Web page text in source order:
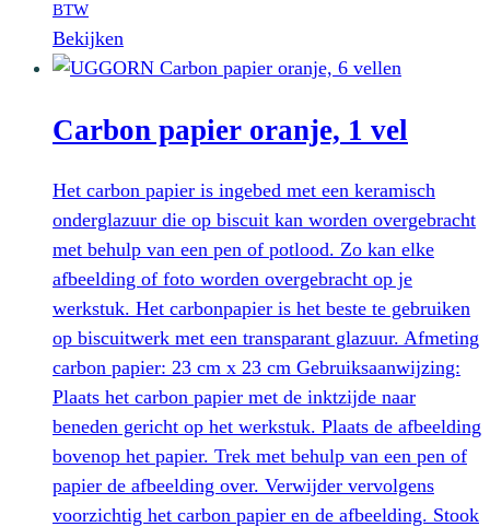
BTW
Bekijken
Carbon papier oranje, 1 vel
Het carbon papier is ingebed met een keramisch
onderglazuur die op biscuit kan worden overgebracht
met behulp van een pen of potlood. Zo kan elke
afbeelding of foto worden overgebracht op je
werkstuk. Het carbonpapier is het beste te gebruiken
op biscuitwerk met een transparant glazuur. Afmeting
carbon papier: 23 cm x 23 cm Gebruiksaanwijzing:
Plaats het carbon papier met de inktzijde naar
beneden gericht op het werkstuk. Plaats de afbeelding
bovenop het papier. Trek met behulp van een pen of
papier de afbeelding over. Verwijder vervolgens
voorzichtig het carbon papier en de afbeelding. Stook